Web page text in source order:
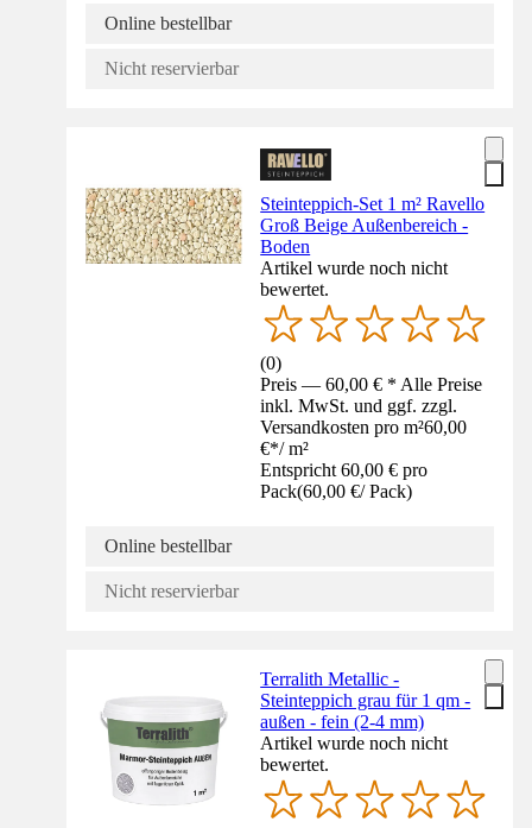
Online bestellbar
Nicht reservierbar
Steinteppich-Set 1 m² Ravello
Groß Beige Außenbereich -
Boden
Artikel wurde noch nicht
bewertet.
(0)
Preis — 60,00 € * Alle Preise
inkl. MwSt. und ggf. zzgl.
Versandkosten pro m²60,00
€*/ m²
Entspricht 60,00 € pro
Pack(60,00 €/ Pack)
Online bestellbar
Nicht reservierbar
Terralith Metallic -
Steinteppich grau für 1 qm -
außen - fein (2-4 mm)
Artikel wurde noch nicht
bewertet.